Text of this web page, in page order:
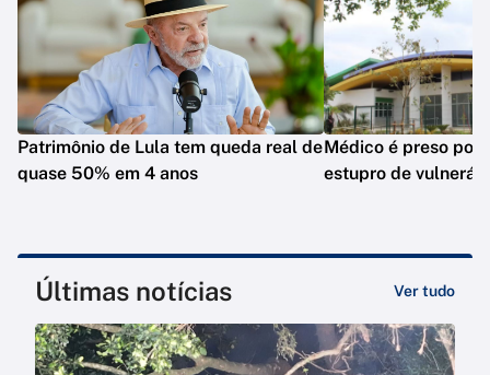
Patrimônio de Lula tem queda real de
quase 50% em 4 anos
Médico é preso por
estupro de
Últimas notícias Ver tudo